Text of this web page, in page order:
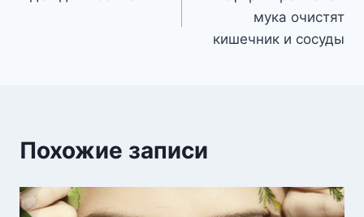
по
мука очистят
кишечник и сосуды
Похожие записи